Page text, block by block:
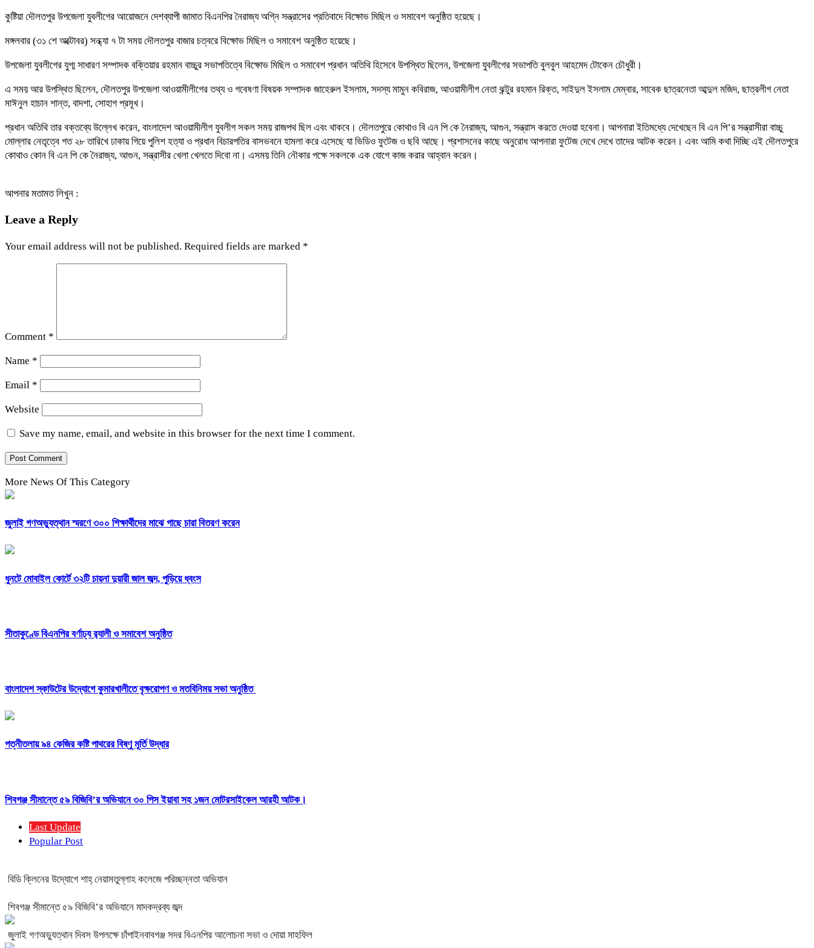
কুষ্টিয়া দৌলতপুর উপজেলা যুবলীগের আয়োজনে দেশব্যাপী জামাত বিএনপির নৈরাজ্য অগ্নি সন্ত্রাসের প্রতিবাদে বিক্ষোভ মিছিল ও সমাবেশ অনুষ্ঠিত হয়েছে।
মঙ্গলবার (৩১ শে অক্টোবর) সন্ধ্যা ৭ টা সময় দৌলতপুর বাজার চত্বরে বিক্ষোভ মিছিল ও সমাবেশ অনুষ্ঠিত হয়েছে।
উপজেলা যুবলীগের যুগ্ম সাধারণ সম্পাদক বক্তিয়ার রহমান বাচ্চুর সভাপতিত্বে বিক্ষোভ মিছিল ও সমাবেশ প্রধান অতিথি হিসেবে উপস্থিত ছিলেন, উপজেলা যুবলীগের সভাপতি বুলবুল আহমেদ টোকেন চৌধুরী।
এ সময় আর উপস্থিত ছিলেন, দৌলতপুর উপজেলা আওয়ামীলীগের তথ্য ও গবেষণা বিষয়ক সম্পাদক জাহেরুল ইসলাম, সদস্য মামুন কবিরাজ, আওয়ামীলীগ নেতা ঝন্টুর রহমান রিক্ত, সাইদুল ইসলাম মেম্বার, সাবেক ছাত্রনেতা আব্দুল মজিদ, ছাত্রলীগ নেতা
মাঈনুল হাচান শান্ত, বাদশা, সোহাগ প্রমূখ।
প্রধান অতিথি তার বক্তব্যে উল্লেখ করেন, বাংলাদেশ আওয়ামীলীগ যুবলীগ সকল সময় রাজপথ ছিল এবং থাকবে। দৌলতপুরে কোথাও বি এন পি কে নৈরাজ্য, আগুন, সন্ত্রাস করতে দেওয়া হবেনা। আপনারা ইতিমধ্যে দেখেছেন বি এন পি’র সন্ত্রাসীরা বাচ্চু
মোল্লার নেতৃত্বে গত ২৮ তারিখে ঢাকায় গিয়ে পুলিশ হত্যা ও প্রধান বিচারপতির বাসভবনে হামলা করে এসেছে যা ভিডিও ফুটেজ ও ছবি আছে। প্রশাসনের কাছে অনুরোধ আপনারা ফুটেজ দেখে দেখে তাদের আটক করেন। এবং আমি কথা দিচ্ছি এই দৌলতপুরে
কোথাও কোন বি এন পি কে নৈরাজ্য, আগুন, সন্ত্রাসীর খেলা খেলতে দিবো না। এসময় তিনি নৌকার পক্ষে সকলকে এক যোগে কাজ করার আহ্বান করেন।
আপনার মতামত লিখুন :
Leave a Reply
Your email address will not be published. Required fields are marked *
Comment *
Name *
Email *
Website
Save my name, email, and website in this browser for the next time I comment.
More News Of This Category
জুলাই গণঅভ্যুত্থান স্মরণে ৩০০ শিক্ষার্থীদের মাঝে গাছে চারা বিতরণ করেন
ধুনটে মোবাইল কোর্টে ৩২টি চায়না দুয়ারী জাল জব্দ, পুড়িয়ে ধ্বংস
সীতাকুণ্ডে বিএনপির বর্ণাঢ্য র‍্যালী ও সমাবেশ অনুষ্ঠিত
বাংলাদেশ স্কাউটের উদ্যোগে কুমারখালীতে বৃক্ষরোপণ ও মতবিনিময় সভা অনুষ্ঠিত
পত্নীতলায় ৯৪ কেজির কষ্টি পাথরের বিষ্ণু মূর্তি উদ্ধার
শিবগঞ্জ সীমান্তে ৫৯ বিজিবি’র অভিযানে ৩০ পিস ইয়াবা সহ ১জন মোটরসাইকেল আরহী আটক।
Last Update
Popular Post
বিডি ক্লিনের উদ্যোগে শাহ্ নেয়ামতুল্লাহ কলেজে পরিচ্ছন্নতা অভিযান
শিবগঞ্জ সীমান্তে ৫৯ বিজিবি’র অভিযানে মাদকদ্রব্য জব্দ
জুলাই গণঅভ্যুত্থান দিবস উপলক্ষে চাঁপাইনবাবগঞ্জ সদর বিএনপির আলোচনা সভা ও দোয়া মাহফিল